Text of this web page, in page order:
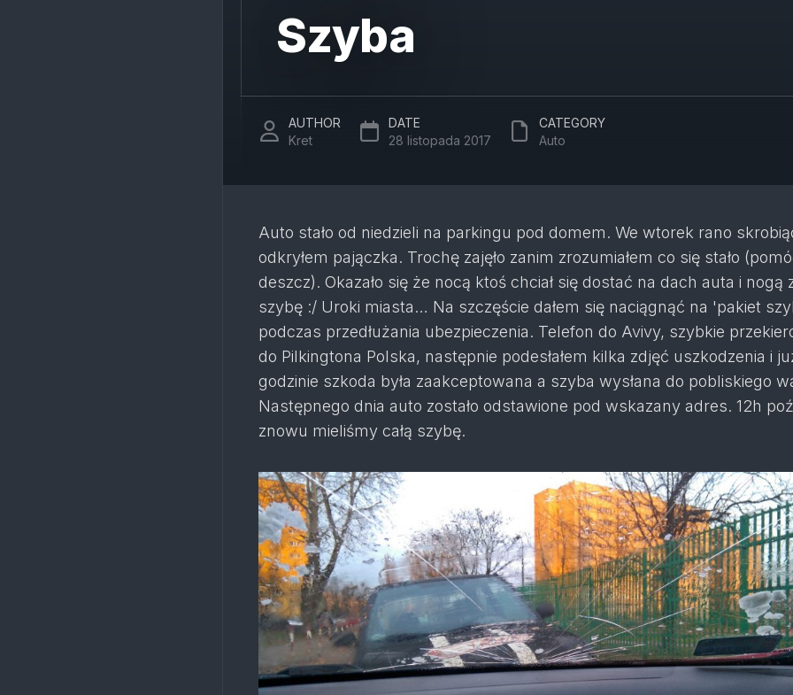
Szyba
AUTHOR
Kret
DATE
28 listopada 2017
CATEGORY
Auto
Auto stało od niedzieli na parkingu pod domem. We wtorek rano
odkryłem pajączka. Trochę zajęło zanim zrozumiałem co się stało
deszcz). Okazało się że nocą ktoś chciał się dostać na dach auta i nogą
szybę :/ Uroki miasta… Na szczęście dałem się naciągnąć na 'pakiet
podczas przedłużania ubezpieczenia. Telefon do Avivy, szybkie
do Pilkingtona Polska, następnie podesłałem kilka zdjęć uszkodzenia i
godzinie szkoda była zaakceptowana a szyba wysłana do pobliskiego
Następnego dnia auto zostało odstawione pod wskazany adres. 12h
znowu mieliśmy całą szybę.